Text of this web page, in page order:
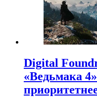
Digital
«Ведьмака